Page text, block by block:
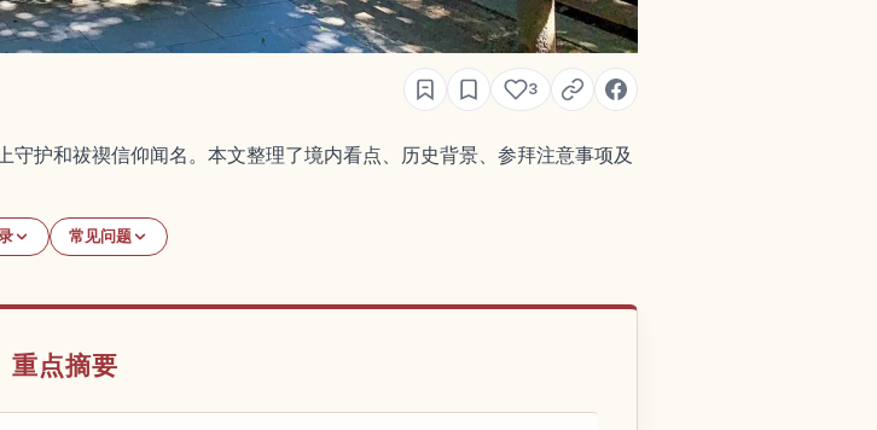
3
护和祓禊信仰闻名。本文整理了境内看点、历史背景、参拜注意事项及
常见问题
重点摘要